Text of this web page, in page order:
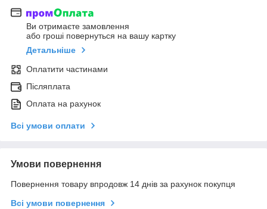
Ви отримаєте замовлення
або гроші повернуться на вашу картку
Детальніше
Оплатити частинами
Післяплата
Оплата на рахунок
Всі умови оплати
Умови повернення
Повернення товару впродовж 14 днів за рахунок покупця
Всі умови повернення